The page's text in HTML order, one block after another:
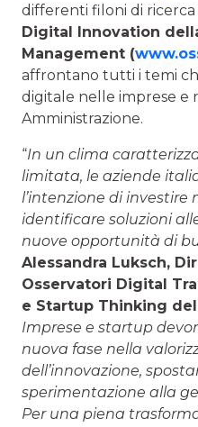
differenti filoni di
Digital Innovation
Management (
affrontano tutti i temi
digitale nelle imprese e
Amministrazione.
“In un clima
limitata, le aziende
l’intenzione di investire
identificare soluzioni
nuove opportunità di
Alessandra Luksch,
Osservatori Digital
e Startup Thinking
Imprese e startup
nuova fase nella
dell’innovazione,
sperimentazione alla
Per una piena